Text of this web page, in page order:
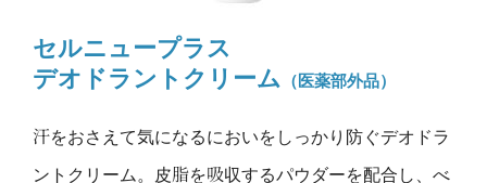
セルニュープラス
デオドラントクリーム
（医薬部外品）
汗をおさえて気になるにおいをしっかり防ぐデオドラ
ントクリーム。皮脂を吸収するパウダーを配合し、べ